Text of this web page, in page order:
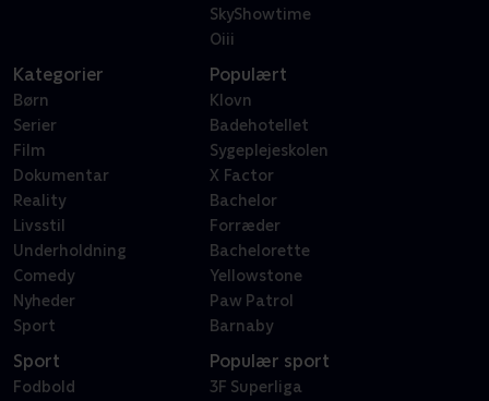
SkyShowtime
Oiii
Kategorier
Børn
Serier
Film
Dokumentar
Reality
Livsstil
Underholdning
Comedy
Nyheder
Sport
Populært
Klovn
Badehotellet
Sygeplejeskolen
X Factor
Bachelor
Forræder
Bachelorette
Yellowstone
Paw Patrol
Barnaby
Sport
Fodbold
Populær sport
3F Superliga